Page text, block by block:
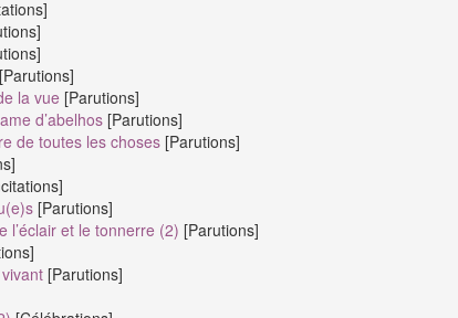
[Parutions]
la vue [Parutions]
d’abelhos [Parutions]
de toutes les choses [Parutions]
[Parutions]
l’éclair et le tonnerre (2) [Parutions]
[Parutions]